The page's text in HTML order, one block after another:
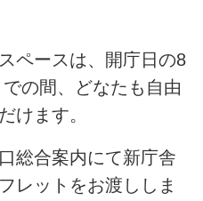
ペースは、開庁日の8
の間、どなたも自由
けます。
総合案内にて新庁舎
レットをお渡ししま